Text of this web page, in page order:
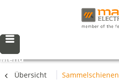
Menü
Übersicht Sammelschienen